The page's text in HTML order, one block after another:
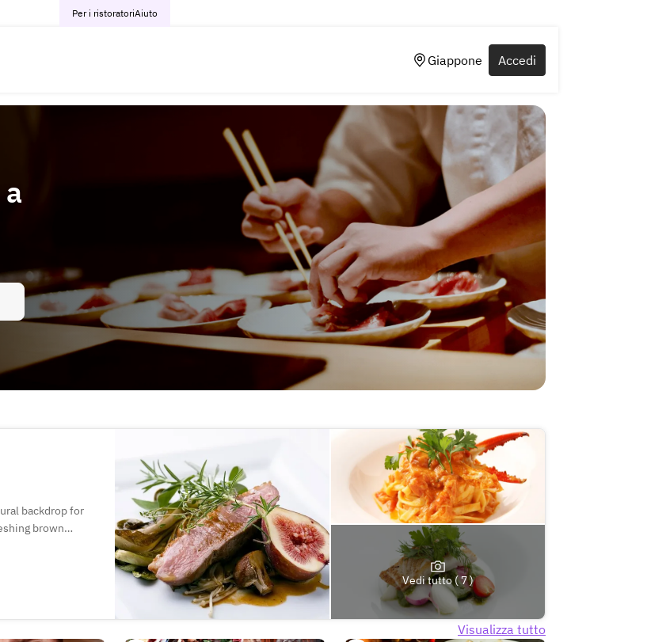
Per i ristoratoriAiuto
Giappone Accedi
backdrop for
brown
as well as the
Vedi tutto ( 7 )
Visualizza tutto